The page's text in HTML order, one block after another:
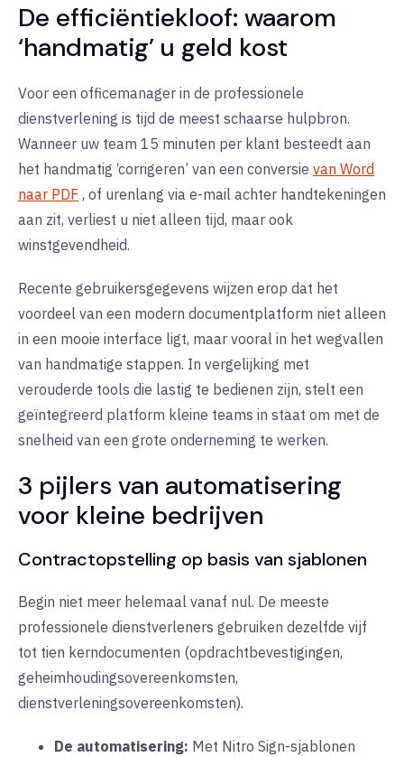
De efficiëntiekloof: waarom
‘handmatig’ u geld kost
Voor een officemanager in de professionele
dienstverlening is tijd de meest schaarse hulpbron.
Wanneer uw team 15 minuten per klant besteedt aan
het handmatig ‘corrigeren’ van een conversie van Word
naar PDF , of urenlang via e-mail achter handtekeningen
aan zit, verliest u niet alleen tijd, maar ook
winstgevendheid.
Recente gebruikersgegevens wijzen erop dat het
voordeel van een modern documentplatform niet alleen
in een mooie interface ligt, maar vooral in het wegvallen
van handmatige stappen. In vergelijking met
verouderde tools die lastig te bedienen zijn, stelt een
geïntegreerd platform kleine teams in staat om met de
snelheid van een grote onderneming te werken.
3 pijlers van automatisering
voor kleine bedrijven
Contractopstelling op basis van sjablonen
Begin niet meer helemaal vanaf nul. De meeste
professionele dienstverleners gebruiken dezelfde vijf
tot tien kerndocumenten (opdrachtbevestigingen,
geheimhoudingsovereenkomsten,
dienstverleningsovereenkomsten).
De automatisering: Met Nitro Sign-sjablonen